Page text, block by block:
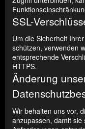
SSL-
Um die Sicherheit
schützen, verwenden
entsprechende
HTTPS.
Änderung
Wir behalten uns vor,
anzupassen, damit